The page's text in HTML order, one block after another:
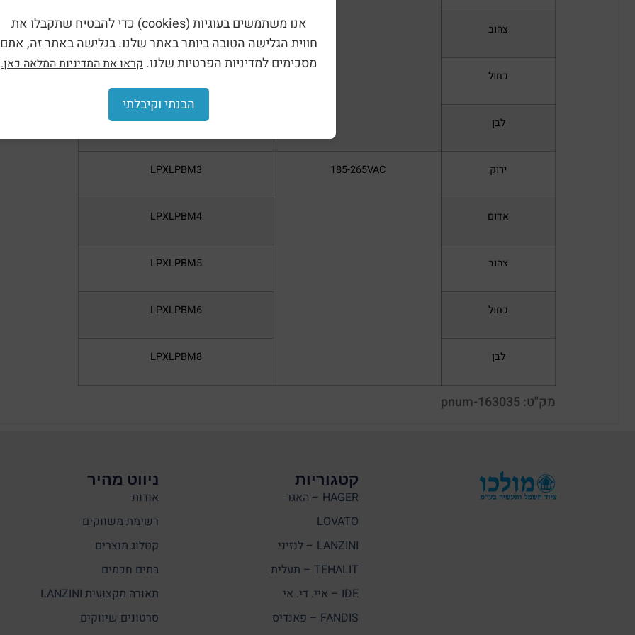
אנו משתמשים בעוגיות (cookies) כדי להבטיח שתקבלו את
חווית הגלישה הטובה ביותר באתר שלנו. בגלישה באתר זה, אתם
מסכימים למדיניות הפרטיות שלנו. קראו את המדיניות המלאה כאן.
הבנתי וקיבלתי
צהוב LPXLPBE5
כחול
לבן LPXLPBE8
ירוק 185-265VAC
LPXLPBM3
אדום LPXLPBM4
צהוב LPXLPBM5
כחול LPXLPBM6
לבן LPXLPBM8
מק"ט: pnum-163035
קטגוריות
HAGER – האגר
LOVATO
LANZINI – לנזיני
TEHALIT – תעלית
IDE – איי. די. אי
FANDIS – פאנדיס
ניווט מהיר
אודות
רשימת משווקים
קטלוג מוצרים
בתים חכמים
תאורה מקצועית LANZINI
סרטונים שיווקים